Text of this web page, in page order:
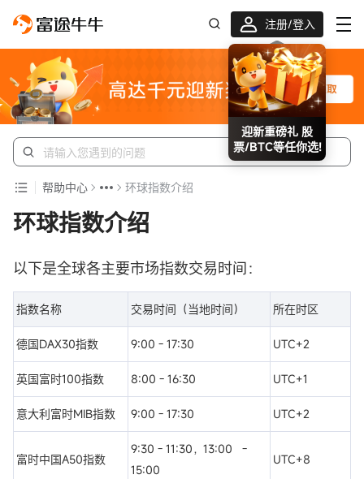
注册/登入
迎新重磅礼 股
票/BTC等任你选!
帮助中心 环球指数介绍
环球指数介绍
以下是全球各主要市场指数交易时间：
指数名称 交易时间（当地时间） 所在时区
德国DAX30指数 9:00 - 17:30 UTC+2
英国富时100指数 8:00 - 16:30 UTC+1
意大利富时MIB指数 9:00 - 17:30 UTC+2
富时中国A50指数
9:30 - 11:30，13:00 -
15:00
UTC+8